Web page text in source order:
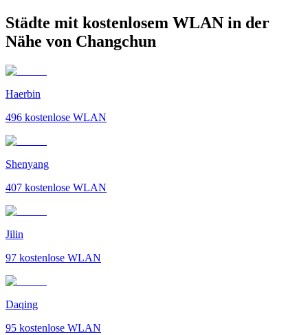
Städte mit kostenlosem WLAN in der
Nähe von Changchun
Haerbin
496 kostenlose WLAN
Shenyang
407 kostenlose WLAN
Jilin
97 kostenlose WLAN
Daqing
95 kostenlose WLAN